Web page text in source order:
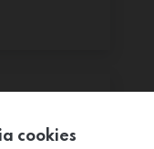
cookies